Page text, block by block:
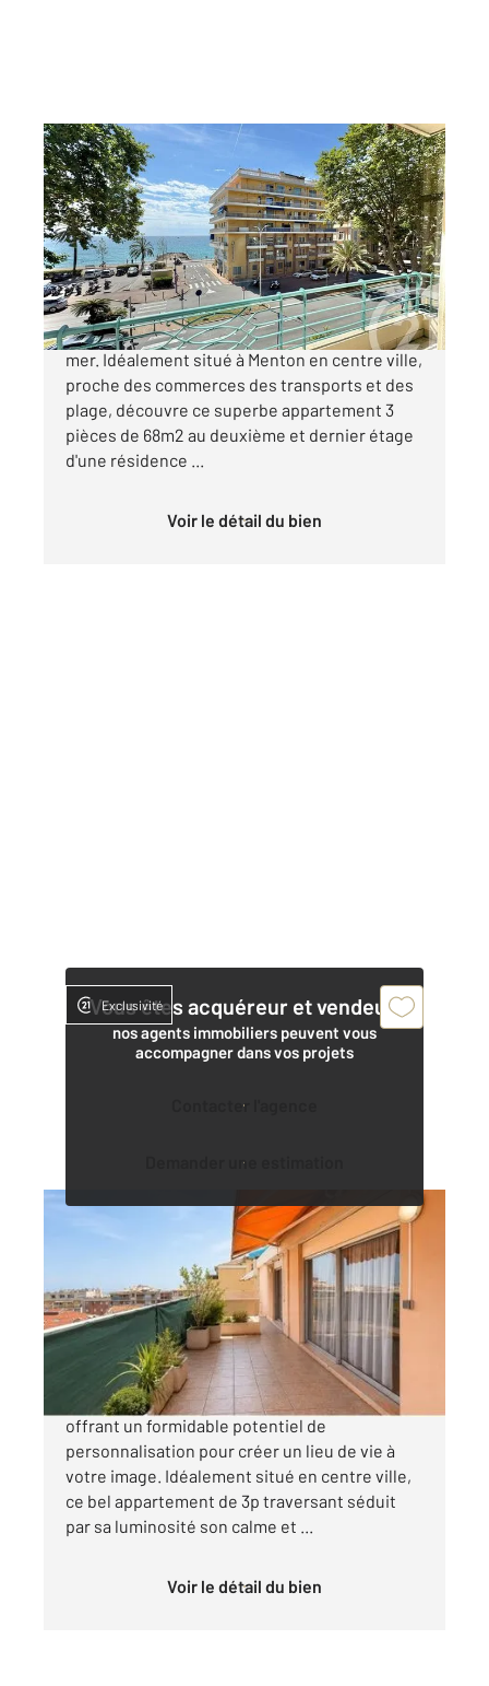
MENTON 06
68,17 m2, 3 pièces
Ref : 733
Appartement F3 à vendre
525 000 €
Rare Appartement 3p de 68 m2 - Menton - vue
mer. Idéalement situé à Menton en centre ville,
proche des commerces des transports et des
plage, découvre ce superbe appartement 3
pièces de 68m2 au deuxième et dernier étage
d'une résidence ...
Voir le détail du bien
Vous êtes acquéreur et vendeur,
nos agents immobiliers peuvent vous
accompagner dans vos projets
Contacter l'agence
Demander une estimation
Exclusivité
Appartement F3 à vendre
550 000 €
Exclusivité century 21 Menton, Un bien rare
offrant un formidable potentiel de
personnalisation pour créer un lieu de vie à
votre image. Idéalement situé en centre ville,
ce bel appartement de 3p traversant séduit
par sa luminosité son calme et ...
Voir le détail du bien